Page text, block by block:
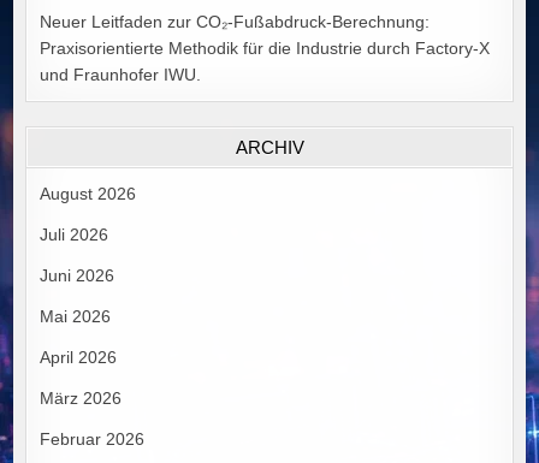
Neuer Leitfaden zur CO₂-Fußabdruck-Berechnung:
Praxisorientierte Methodik für die Industrie durch Factory-X
und Fraunhofer IWU.
ARCHIV
August 2026
Juli 2026
Juni 2026
Mai 2026
April 2026
März 2026
Februar 2026